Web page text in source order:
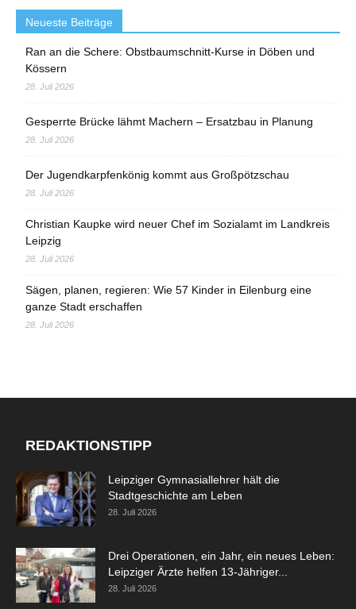
Neueste Beiträge
Ran an die Schere: Obstbaumschnitt-Kurse in Döben und
Kössern
28. Juli 2026
Gesperrte Brücke lähmt Machern – Ersatzbau in Planung
28. Juli 2026
Der Jugendkarpfenkönig kommt aus Großpötzschau
28. Juli 2026
Christian Kaupke wird neuer Chef im Sozialamt im Landkreis
Leipzig
28. Juli 2026
Sägen, planen, regieren: Wie 57 Kinder in Eilenburg eine
ganze Stadt erschaffen
28. Juli 2026
REDAKTIONSTIPP
Leipziger Gymnasiallehrer hält die
Stadtgeschichte am Leben
28. Juli 2026
Drei Operationen, ein Jahr, ein neues Leben:
Leipziger Ärzte helfen 13-Jähriger...
28. Juli 2026